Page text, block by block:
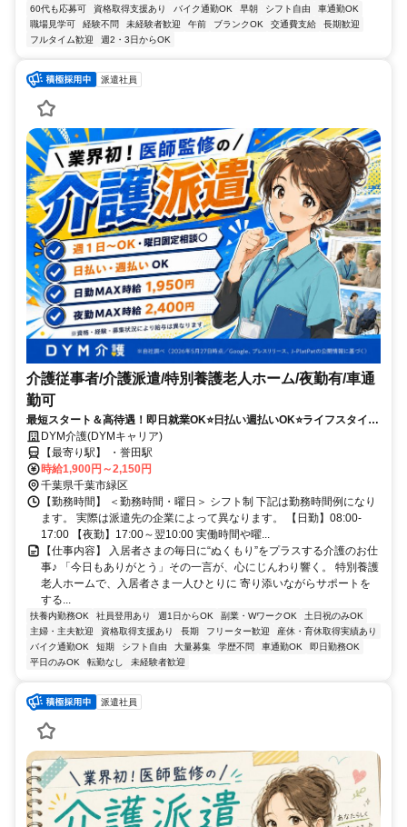
60代も応募可
資格取得支援あり バイク通勤OK 早朝 シフト自由
車通勤OK
職場見学可
経験不問 未経験者歓迎 午前 ブランクOK 交通費支給
長期歓迎
フルタイム歓迎
週2・3日からOK
派遣社員
介護従事者/介護派遣/特別養護老人ホーム/夜勤有/車通
勤可
最短スタート＆高待遇！即日就業OK⭐️日払い週払いOK⭐️ライフスタイル
に合わせて柔軟シフト✨
DYM介護(DYMキャリア)
【最寄り駅】 ・誉田駅
時給1,900円～2,150円
千葉県千葉市緑区
【勤務時間】 ＜勤務時間・曜日＞ シフト制 下記は勤務時間例になり
ます。 実際は派遣先の企業によって異なります。 【日勤】08:00-
17:00 【夜勤】17:00～翌10:00 実働時間や曜...
【仕事内容】 入居者さまの毎日に“ぬくもり”をプラスする介護のお仕
事♪ 「今日もありがとう」その一言が、心にじんわり響く。 特別養護
老人ホームで、入居者さま一人ひとりに 寄り添いながらサポートを
する...
扶養内勤務OK 社員登用あり 週1日からOK 副業・WワークOK
土日祝のみOK
主婦・主夫歓迎
資格取得支援あり 長期 フリーター歓迎
産休・育休取得実績あり
バイク通勤OK
短期 シフト自由 大量募集 学歴不問 車通勤OK
即日勤務OK
平日のみOK
転勤なし 未経験者歓迎
派遣社員